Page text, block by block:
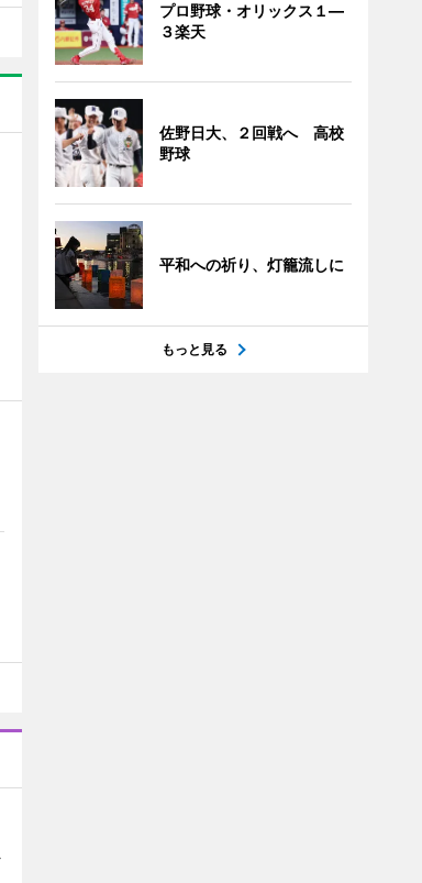
プロ野球・オリックス１―
３楽天
佐野日大、２回戦へ 高校
野球
平和への祈り、灯籠流しに
もっと見る